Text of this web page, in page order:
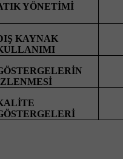
YÖNETİMİ
KAYNAK